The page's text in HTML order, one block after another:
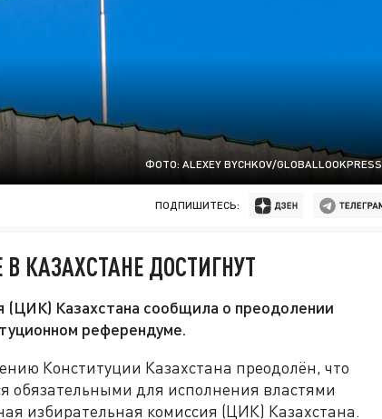
ФОТО: ALEXEY BYCHKOV/GLOBALLOOKPRESS
ПОДПИШИТЕСЬ:
КАЗАХСТАНЕ ДОСТИГНУТ
(ЦИК) Казахстана сообщила о преодолении
референдуме.
Конституции Казахстана преодолён, что
обязательными для исполнения властями
избирательная комиссия (ЦИК) Казахстана.